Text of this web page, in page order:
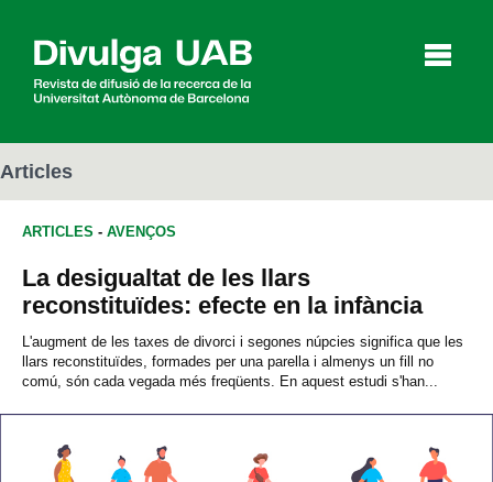
Articles Entrevistes
Agenda
English Español
CERCAR
Articles
ARTICLES - AVENÇOS
La desigualtat de les llars
reconstituïdes: efecte en la infància
L'augment de les taxes de divorci i segones núpcies significa que les
llars reconstituïdes, formades per una parella i almenys un fill no
comú, són cada vegada més freqüents. En aquest estudi s'han...